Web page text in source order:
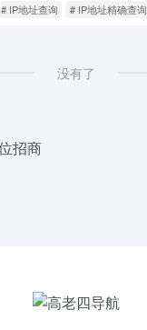
# IP地址查询 # IP地址精确查询
没有了